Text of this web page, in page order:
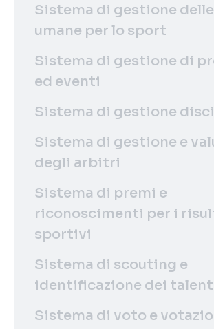
Sistema di gestione
umane per lo sport
Sistema di gestione di
ed eventi
Sistema di gestione
Sistema di gestione e
degli arbitri
Sistema di premi e
riconoscimenti per i
sportivi
Sistema di scouting e
identificazione dei
Sistema di voto e